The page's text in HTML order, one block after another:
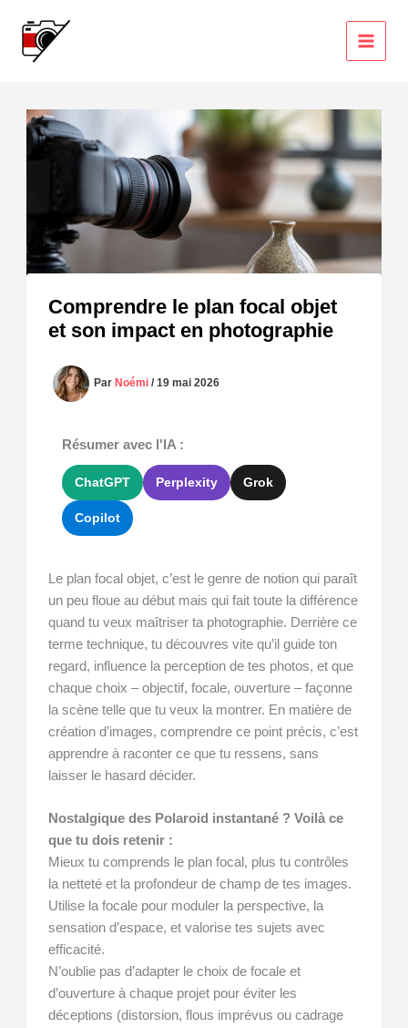
contenu
Comprendre le plan focal objet
et son impact en photographie
ParNoémi/19 mai 2026
Résumer avec l'IA :
ChatGPT Perplexity Grok
Copilot
Le plan focal objet, c’est le genre de notion qui paraît
un peu floue au début mais qui fait toute la différence
quand tu veux maîtriser ta photographie. Derrière ce
terme technique, tu découvres vite qu’il guide ton
regard, influence la perception de tes photos, et que
chaque choix – objectif, focale, ouverture – façonne
la scène telle que tu veux la montrer. En matière de
création d’images, comprendre ce point précis, c’est
apprendre à raconter ce que tu ressens, sans
laisser le hasard décider.
Nostalgique des Polaroid instantané ? Voilà ce
que tu dois retenir :
Mieux tu comprends le plan focal, plus tu contrôles
la netteté et la profondeur de champ de tes images.
Utilise la focale pour moduler la perspective, la
sensation d’espace, et valorise tes sujets avec
efficacité.
N’oublie pas d’adapter le choix de focale et
d’ouverture à chaque projet pour éviter les
déceptions (distorsion, flous imprévus ou cadrage